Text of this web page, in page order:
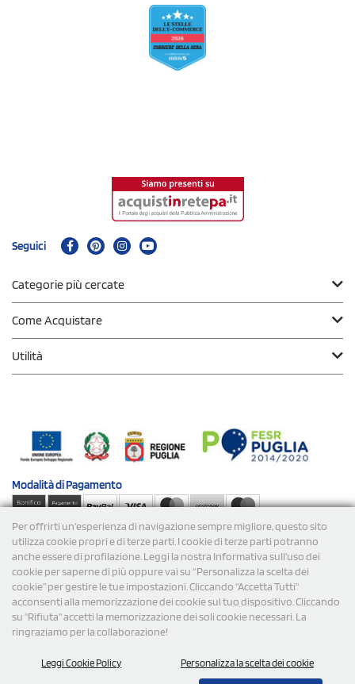
Per offrirti un'esperienza di navigazione sempre migliore, questo sito
utilizza cookie propri e di terze parti. I cookie di terze parti potranno
anche essere di profilazione. Leggi la nostra Informativa sull’uso dei
cookie per saperne di più oppure vai su “Personalizza la scelta dei
cookie” per gestire le tue impostazioni. Cliccando "Accetta Tutti"
acconsenti alla memorizzazione dei cookie sul tuo dispositivo. Cliccando
su "Rifiuta" accetti la memorizzazione dei soli cookie necessari. La
ringraziamo per la collaborazione!
Leggi Cookie Policy Personalizza la scelta dei cookie
Seguici
Categorie più cercate
Come Acquistare
Utilità
Modalità diPagamento
Spedizioni
P.Iva/C.F. 09734470967 - N° Rea MI-2110632